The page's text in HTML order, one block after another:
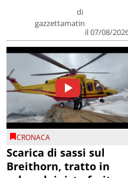
di
gazzettamatin
il 07/08/
CRONACA
Scarica di sassi sul
Breithorn, tratto in